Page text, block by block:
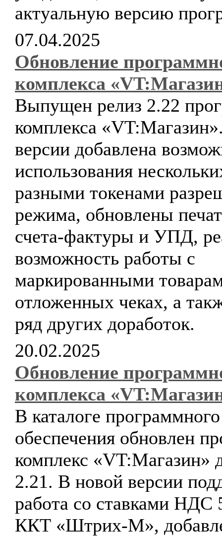
актуальную версию
07.04.2025
Обновление
комплекса
Выпущен релиз 2.22
комплекса
версии добавлена
использования
разными токенами
режима, обновлены
счета-фактуры и УПД,
возможность работы с
маркированными
отложенных чеках, а
ряд других доработок.
20.02.2025
Обновление
комплекса
В каталоге программного
обеспечения обновлен
комплекс «VT:Магазин»
2.21. В новой версии
работа со ставками НДС
ККТ «Штрих-М»,